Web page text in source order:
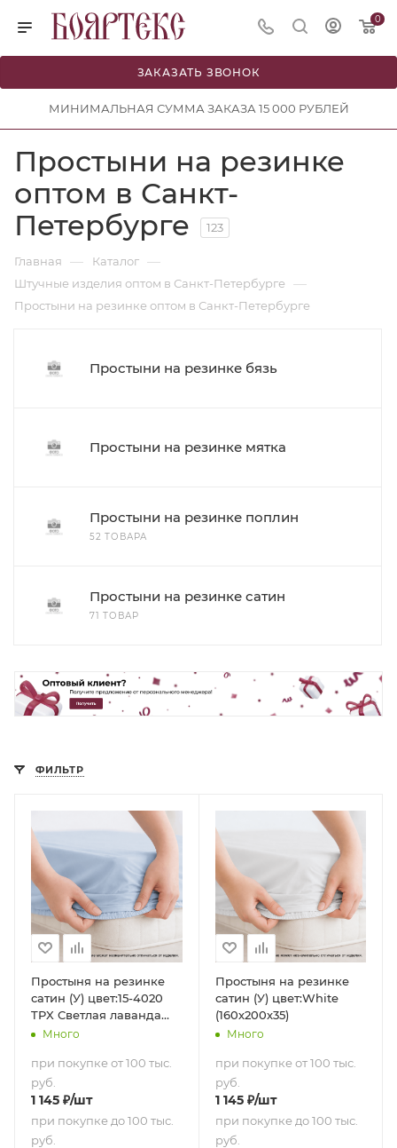
0
ЗАКАЗАТЬ ЗВОНОК
МИНИМАЛЬНАЯ СУММА ЗАКАЗА 15 000 РУБЛЕЙ
Простыни на резинке
оптом в Санкт-
Петербурге
123
Главная — Каталог —
Штучные изделия оптом в Санкт-Петербурге —
Простыни на резинке оптом в Санкт-Петербурге
Простыни на резинке бязь
Простыни на резинке мятка
Простыни на резинке поплин
52 ТОВАРА
Простыни на резинке сатин
71 ТОВАР
ФИЛЬТР
Простыня на резинке
сатин (У) цвет:15-4020
TPX Светлая лаванда
(160х200х35)
Много
при покупке от 100 тыс.
руб.
1 145 ₽/шт
при покупке до 100 тыс.
руб.
Простыня на резинке
сатин (У) цвет:White
(160х200х35)
Много
при покупке от 100 тыс.
руб.
1 145₽/шт
при покупке до 100 тыс.
руб.